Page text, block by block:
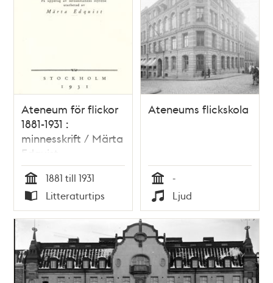
Ateneum för flickor
1881-1931 :
minnesskrift / Märta
Edquist
Tid
1881 till 1931
Typ
Litteraturtips
Ateneums flickskola
Tid
-
Typ
Ljud